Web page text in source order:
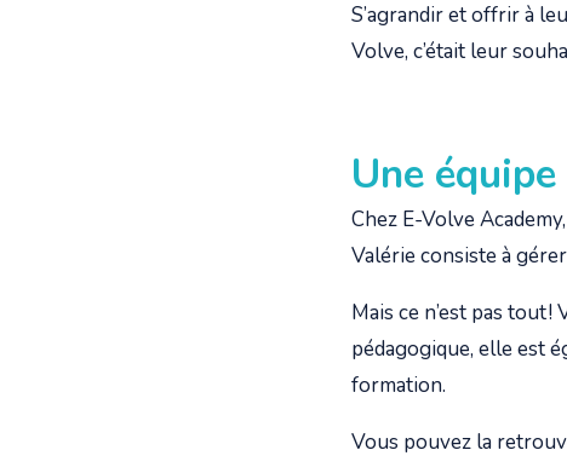
S’agrandir et offrir à
Volve, c’était leur
Une
Chez E-Volve
Valérie consiste à
Mais ce n’est pas tout
pédagogique, elle est
formation.
Vous pouvez la